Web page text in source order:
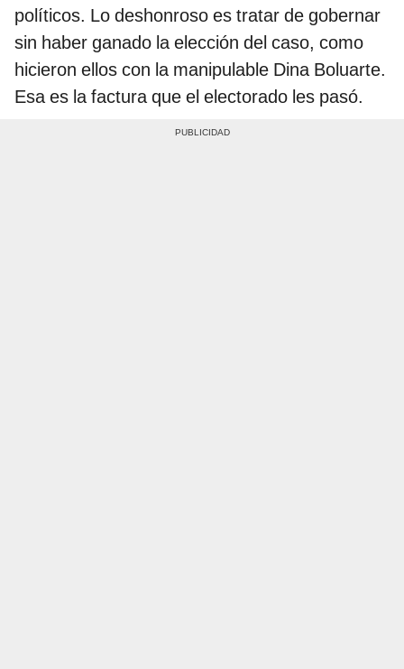
políticos. Lo deshonroso es tratar de gobernar
sin haber ganado la elección del caso, como
hicieron ellos con la manipulable Dina Boluarte.
Esa es la factura que el electorado les pasó.